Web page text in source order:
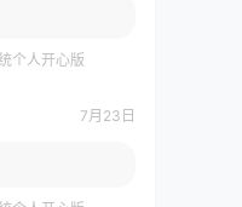
个人开心版
7月23日